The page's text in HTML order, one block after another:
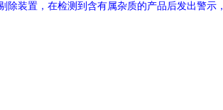
装置，在检测到含有属杂质的产品后发出警示，